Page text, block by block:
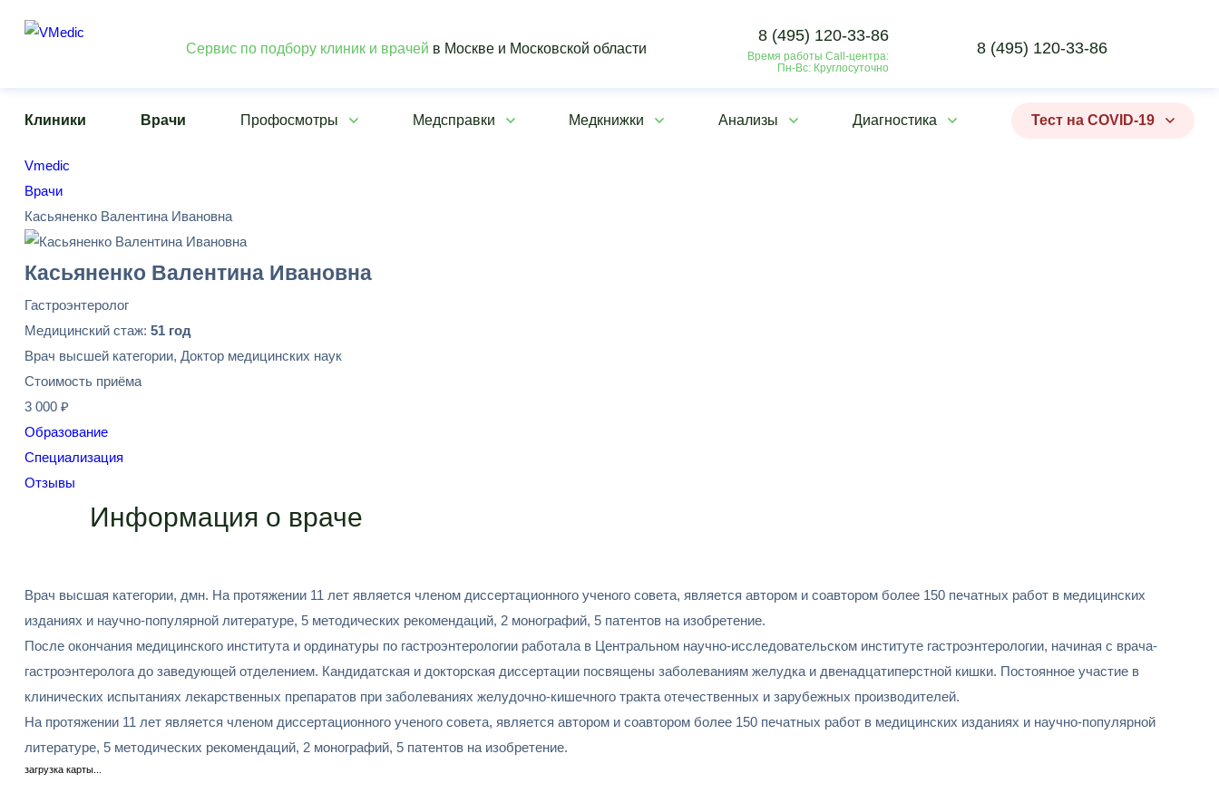
Сервис по подбору клиник и врачей в Москве и Московской области
8 (495) 120-33-86
Время работы Call-центра:
Пн-Вс: Круглосуточно
8 (495) 120-33-86
Клиники Врачи Профосмотры Медсправки Медкнижки Анализы Диагностика Тест на COVID-19
Vmedic
Врачи
Касьяненко Валентина Ивановна
Касьяненко Валентина Ивановна
Гастроэнтеролог
Медицинский стаж: 51 год
Врач высшей категории, Доктор медицинских наук
Стоимость приёма
3 000 ₽
Образование
Специализация
Отзывы
Информация о враче
Врач высшая категории, дмн. На протяжении 11 лет является членом диссертационного ученого совета, является автором и соавтором более 150 печатных работ в медицинских
изданиях и научно-популярной литературе, 5 методических рекомендаций, 2 монографий, 5 патентов на изобретение.
После окончания медицинского института и ординатуры по гастроэнтерологии работала в Центральном научно-исследовательском институте гастроэнтерологии, начиная с врача-
гастроэнтеролога до заведующей отделением. Кандидатская и докторская диссертации посвящены заболеваниям желудка и двенадцатиперстной кишки. Постоянное участие в
клинических испытаниях лекарственных препаратов при заболеваниях желудочно-кишечного тракта отечественных и зарубежных производителей.
На протяжении 11 лет является членом диссертационного ученого совета, является автором и соавтором более 150 печатных работ в медицинских изданиях и научно-популярной
литературе, 5 методических рекомендаций, 2 монографий, 5 патентов на изобретение.
загрузка карты...